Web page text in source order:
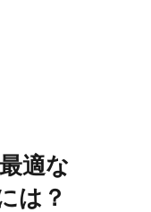
適な​
は？